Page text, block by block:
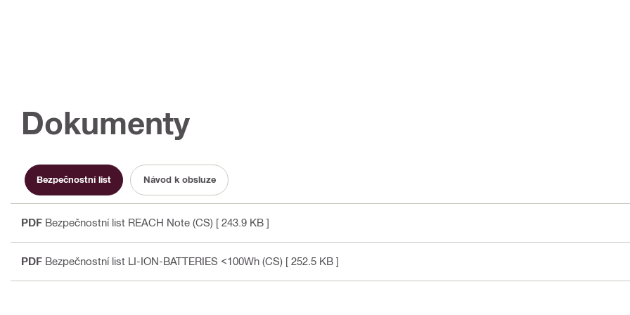
Dokumenty
Bezpečnostní list Návod k obsluze
PDF Bezpečnostní list REACH Note (CS) [ 243.9 KB ]
PDF Bezpečnostní list LI-ION-BATTERIES <100Wh (CS) [ 252.5 KB ]